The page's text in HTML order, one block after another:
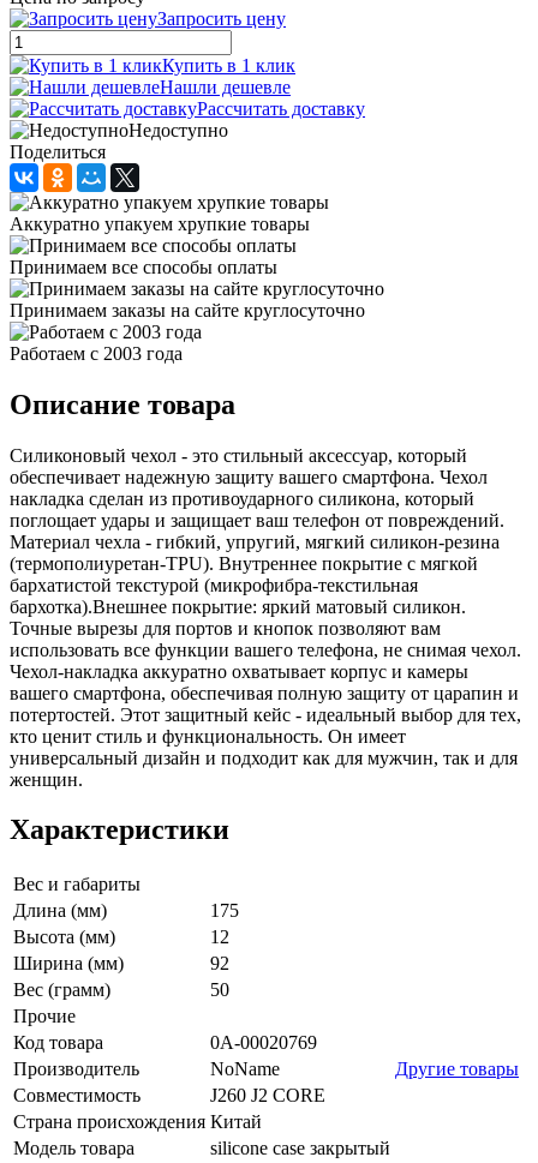
Запросить цену
Купить в 1 клик
Нашли дешевле
Рассчитать доставку
Недоступно
Поделиться
Аккуратно упакуем хрупкие товары
Принимаем все способы оплаты
Принимаем заказы на сайте круглосуточно
Работаем с 2003 года
Описание товара
Силиконовый чехол - это стильный аксессуар, который
обеспечивает надежную защиту вашего смартфона. Чехол
накладка сделан из противоударного силикона, который
поглощает удары и защищает ваш телефон от повреждений.
Материал чехла - гибкий, упругий, мягкий силикон-резина
(термополиуретан-TPU). Внутреннее покрытие с мягкой
бархатистой текстурой (микрофибра-текстильная
бархотка).Внешнее покрытие: яркий матовый силикон.
Точные вырезы для портов и кнопок позволяют вам
использовать все функции вашего телефона, не снимая чехол.
Чехол-накладка аккуратно охватывает корпус и камеры
вашего смартфона, обеспечивая полную защиту от царапин и
потертостей. Этот защитный кейс - идеальный выбор для тех,
кто ценит стиль и функциональность. Он имеет
универсальный дизайн и подходит как для мужчин, так и для
женщин.
Характеристики
Вес и габариты
Длина (мм)
175
Высота (мм)
12
Ширина (мм)
92
Вес (грамм)
50
Прочие
Код товара
0А-00020769
Производитель
NoName
Другие товары
Совместимость
J260 J2 CORE
Страна происхождения Китай
Модель товара
silicone case закрытый